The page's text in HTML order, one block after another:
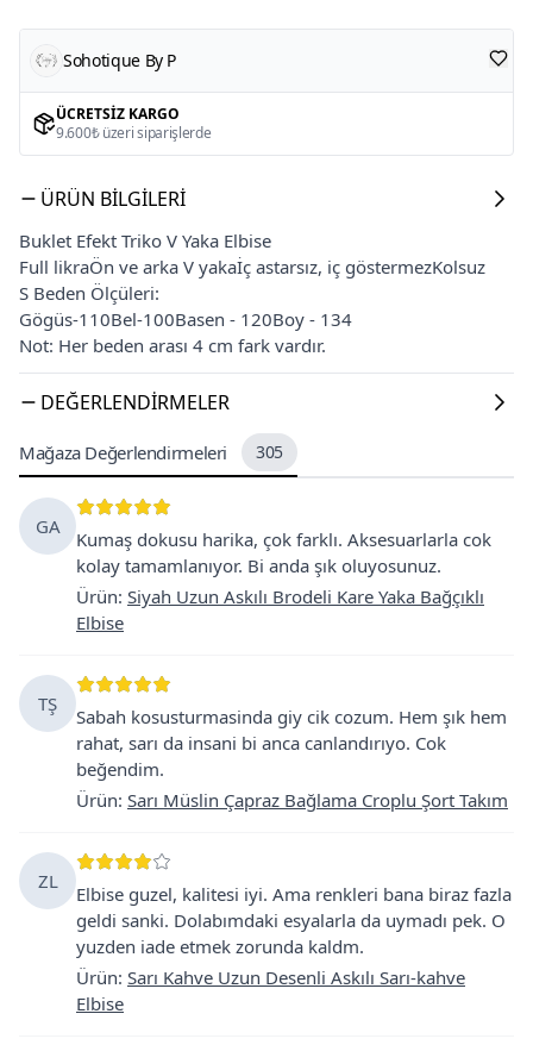
Sohotique By P
ÜCRETSIZ KARGO
9.600₺ üzeri siparişlerde
ÜRÜN BILGILERI
Buklet Efekt Triko V Yaka Elbise
Full likraÖn ve arka V yakaİç astarsız, iç göstermezKolsuz
S Beden Ölçüleri:
Gögüs-110Bel-100Basen - 120Boy - 134
Not: Her beden arası 4 cm fark vardır.
DEĞERLENDIRMELER
Mağaza Değerlendirmeleri 305
GA
Kumaş dokusu harika, çok farklı. Aksesuarlarla cok
kolay tamamlanıyor. Bi anda şık oluyosunuz.
Ürün: Siyah Uzun Askılı Brodeli Kare Yaka Bağçıklı
Elbise
TŞ
Sabah kosusturmasinda giy cik cozum. Hem şık hem
rahat, sarı da insani bi anca canlandırıyo. Cok
beğendim.
Ürün: Sarı Müslin Çapraz Bağlama Croplu Şort Takım
ZL
Elbise guzel, kalitesi iyi. Ama renkleri bana biraz fazla
geldi sanki. Dolabımdaki esyalarla da uymadı pek. O
yuzden iade etmek zorunda kaldm.
Ürün: Sarı Kahve Uzun Desenli Askılı Sarı-kahve
Elbise